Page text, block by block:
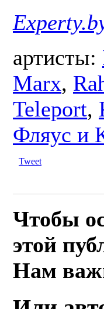
артисты:
Marx,
Teleport,
Фляус и
Tweet
Чтобы
этой
Нам